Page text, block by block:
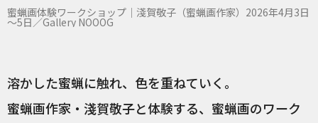
蜜蝋画体験ワークショップ｜淺賀敬子（蜜蝋画作家）2026年4月3日
～5日／Gallery NOOOG
溶かした蜜蝋に触れ、色を重ねていく。
蜜蝋画作家・淺賀敬子と体験する、蜜蝋画のワーク